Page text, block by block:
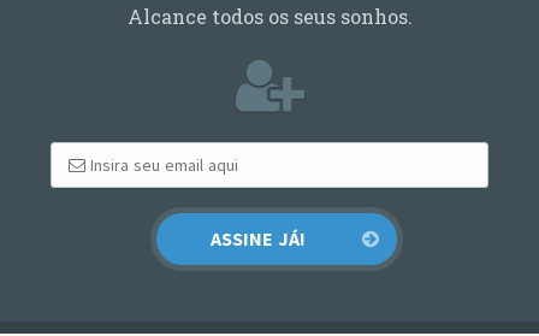
Alcance todos os seus sonhos.